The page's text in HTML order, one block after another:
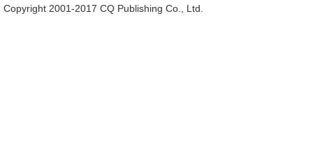
Copyright 2001-2017 CQ Publishing Co., Ltd.